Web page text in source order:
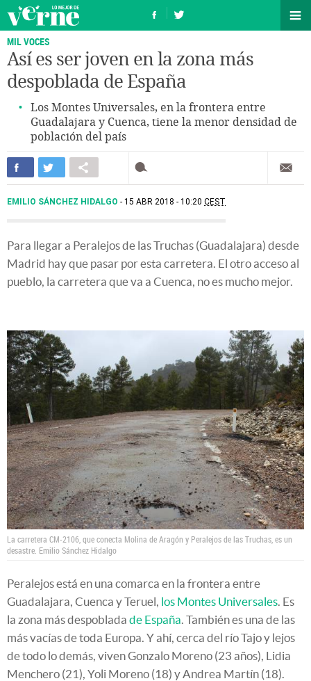
MIL VOCES
Así es ser joven en la zona más
despoblada de España
Los Montes Universales, en la frontera entre
Guadalajara y Cuenca, tiene la menor densidad de
población del país
EMILIO SÁNCHEZ HIDALGO 15 ABR 2018 - 10:20 CEST
Para llegar a Peralejos de las Truchas (Guadalajara) desde
Madrid hay que pasar por esta carretera. El otro acceso al
pueblo, la carretera que va a Cuenca, no es mucho mejor.
La carretera CM-2106, que conecta Molina de Aragón y Peralejos de las Truchas, es un
desastre. Emilio Sánchez Hidalgo
Peralejos está en una comarca en la frontera entre
Guadalajara, Cuenca y Teruel, los Montes Universales. Es
la zona más despoblada de España. También es una de las
más vacías de toda Europa. Y ahí, cerca del río Tajo y lejos
de todo lo demás, viven Gonzalo Moreno (23 años), Lidia
Menchero (21), Yoli Moreno (18) y Andrea Martín (18).